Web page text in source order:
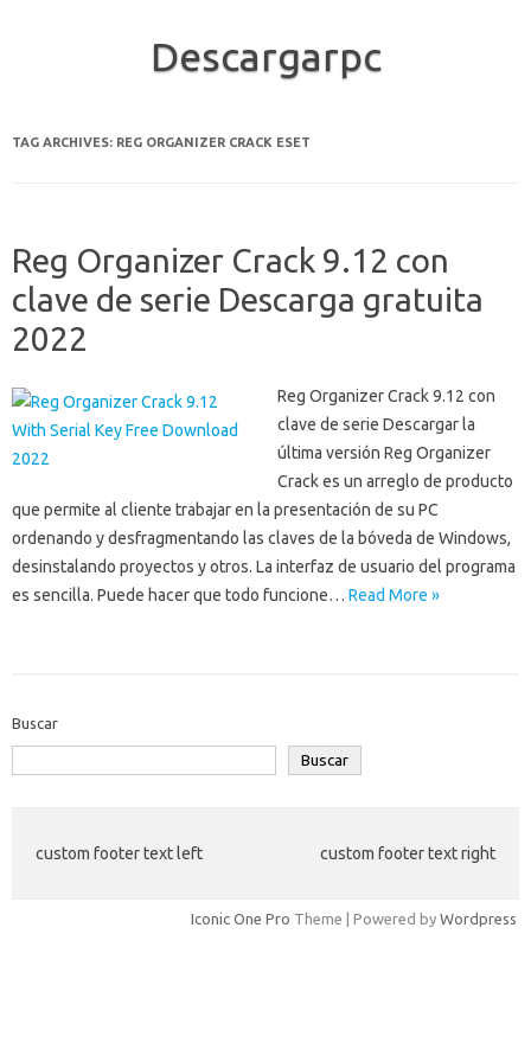
Descargarpc
TAG ARCHIVES: REG ORGANIZER CRACK ESET
Reg Organizer Crack 9.12 con
clave de serie Descarga gratuita
2022
Reg Organizer Crack 9.12 con
clave de serie Descargar la
última versión Reg Organizer
Crack es un arreglo de producto
que permite al cliente trabajar en la presentación de su PC
ordenando y desfragmentando las claves de la bóveda de Windows,
desinstalando proyectos y otros. La interfaz de usuario del programa
es sencilla. Puede hacer que todo funcione… Read More »
Buscar
Buscar
custom footer text left custom footer text right
Iconic One Pro Theme | Powered by Wordpress